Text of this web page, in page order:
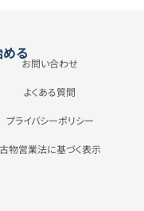
る
お問い合わせ
よくある質問
プライバシーポリシー
古物営業法に基づく表示